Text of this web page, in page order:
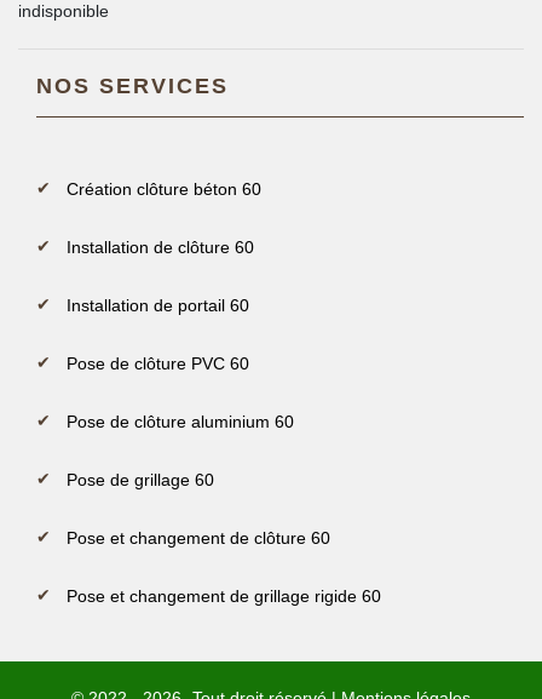
indisponible
NOS SERVICES
Création clôture béton 60
Installation de clôture 60
Installation de portail 60
Pose de clôture PVC 60
Pose de clôture aluminium 60
Pose de grillage 60
Pose et changement de clôture 60
Pose et changement de grillage rigide 60